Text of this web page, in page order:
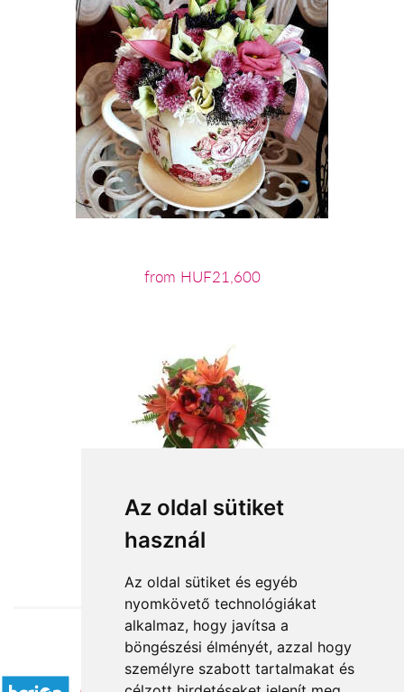
Az oldal sütiket
használ
Az oldal sütiket és egyéb
nyomkövető technológiákat
alkalmaz, hogy javítsa a
böngészési élményét, azzal hogy
személyre szabott tartalmakat és
from HUF21,600
from HUF31,020
Accepted payment methods